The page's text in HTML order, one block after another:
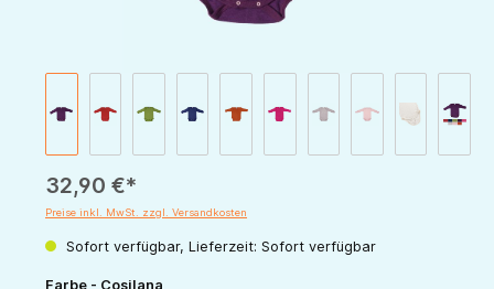
32,90 €*
Preise inkl. MwSt. zzgl. Versandkosten
Sofort verfügbar, Lieferzeit: Sofort verfügbar
Farbe - Cosilana